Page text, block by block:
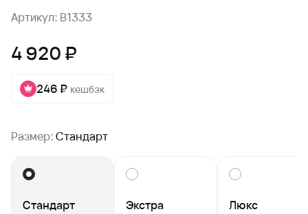
Артикул: B1333
4 920 ₽
246 ₽ кешбэк
Размер:Стандарт
Стандарт Экстра Люкс